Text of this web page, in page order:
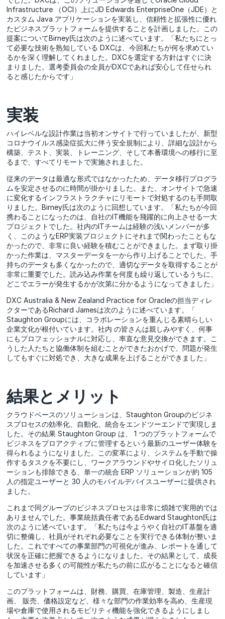
Infrastructure （OCI）上にJD Edwards EnterpriseOne（JDE）と
カスタム Java アプリケーションを実装し、信頼性と拡張性に優れ
たビジネスプラットフォームを提供することを計画しました。この
提案についてBirney氏は次のように述べています。「私たちにとっ
て必要な技術を熟知している DXCは、今回私たちが何を求めてい
るかを深く理解してくれました。DXCを選定する方針はすぐに決
まりました。選考委員会の全員がDXCであれば安心して任せられ
ると感じたからです」
実装
ハイレベルな設計作業は当初オンサイトで行っていましたが、新型
コロナウイルス感染症拡大に伴う安全規制により、詳細な設計から
構築、テスト、実装、トレーニング、そして本番環境への移行に至
るまで、すべてリモートで実施されました。
従来のデータは最適な形式ではなかったため、データ移行プログラ
ムを安定させるのに時間が掛かりました。また、オンサイトで急速
に変化するインフラストラクチャにリモートで対処するのも手間取
りました。Birney氏は次のように回想しています。「私たちが今回
携わることになったのは、自社のIT機能を飛躍的に向上させる一大
プロジェクトでした。社内のITチームは経験の浅いメンバーが多
く、このようなERP実装プロジェクトにそれまで関わったこともな
かったので、非常に良い経験を積むことができました。まず取り掛
かった作業は、マスターデータを一から作り上げることでした。手
持ちのデータも多くなかったので、適切なデータを取得することが
非常に重要でした。読み込み作業を何度も繰り返しているうちに、
どこでエラーが発生するかが次第に分かるようになってきました」
DXC Australia & New Zealand Practice for Oracleの担当ディレ
クターであるRichard Jamesは次のように述べています。「
Staughton Groupには、コラボレーションを重んじる素晴らしい
企業文化が根付いています。社内 の皆さんは親しみやすく、何事
にもプロフェッショナルに対応し、率直な意見交換ができます。こ
うした人たちと協働体制を組むことができたおかげで、問題が発生
してもすぐに対処でき、大きな成果を上げることができました」
結果とメリット
クラウドベースのソリューションは、Staughton Groupのビジネ
スプロセスの効率化、自動化、統合をエンドツーエンドで実現しま
した。その結果 Staughton Group は、 1 つのプラットフォームで
ビジネスをプロアクティブに管理するという最新のユーザー体験を
得られるようになりました。この変革により、システムを手動で操
作するタスクを不要にし、ワークアラウンドやサイロ化したソリュ
ーションも排除できる、単一の統合 ERP ソリューションが約 105
人の指定ユーザーと 30 人のモバイルデバイスユーザーに提供され
ました。
これまで同グループのビジネスプロセスは非常に煩雑で実用的では
ありませんでした。事業統括責任者であるEdward Staughton氏は
次のように述べています。「私たちは今ようやく自社のIT基盤を適
切に整備し、社員がそれぞれ必要なことを実行できる体制が整いま
した。これですべての事業部門の可視化が進み、レポートを通して
状況を正確に把握できるようになりました。その結果として、成長
を加速させる多くの可能性が私たちの前に広がることになると確信
しています」
このプラットフォームは、財務、購買、在庫管理、製造、生産計
画、 販売、価格設定など、様々な部門の作業効率を高め、生産現
場や倉庫で使用されるモビリティ機能を強化できるようにしまし